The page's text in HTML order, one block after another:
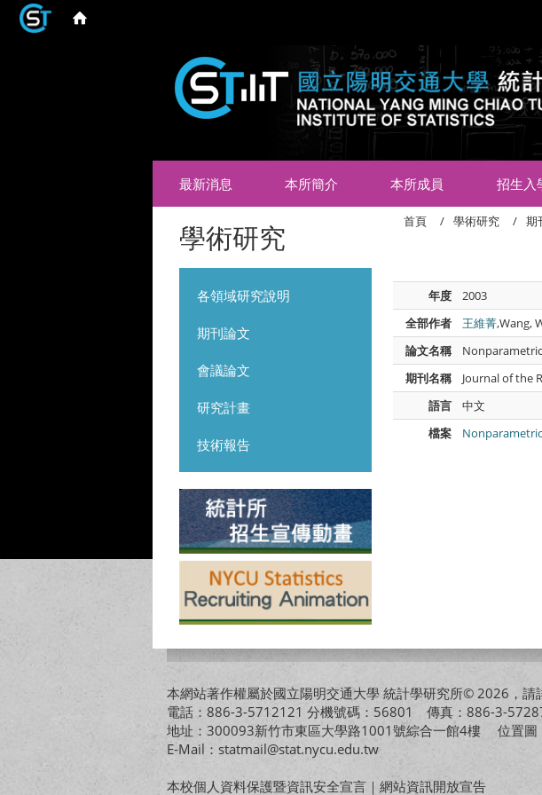
最新消息 本所簡介 本所成員 招生入
學術研究
各領域研究說明
期刊論文
會議論文
研究計畫
技術報告
首頁 學術研究 期
年度
2003
全部作者
王維菁,Wang,
論文名稱
期刊名稱
Journal of the
語言
中文
檔案
本網站著作權屬於國立陽明交通大學 統計學研究所© 2026，請
電話：886-3-5712121 分機號碼：56801 傳真：886-3-
地址：300093新竹市東區大學路1001號綜合一館4樓 位置圖
E-Mail：statmail@stat.nycu.edu.tw
本校個人資料保護暨資訊安全宣言 ｜ 網站資訊開放宣告